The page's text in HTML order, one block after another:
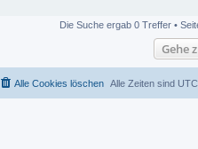
Die Suche ergab 0 Treffer •
Gehe
Alle Zeiten sind
Alle Cookies löschen